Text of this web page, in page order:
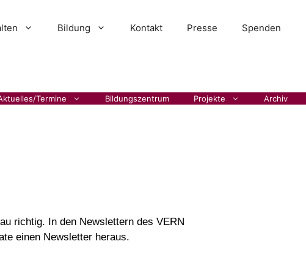
Bildung Kontakt Presse Spenden
Termine Bildungszentrum Projekte Archiv
richtig. In den Newslettern des VERN
einen Newsletter heraus.